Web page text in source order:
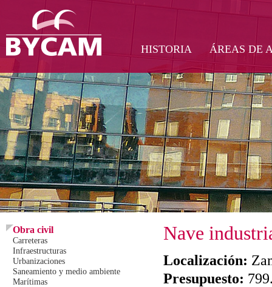
HISTORIA ÁREAS DE
Obra civil
Carreteras
Infraestructuras
Urbanizaciones
Saneamiento y medio ambiente
Marítimas
Nave
Localización:
Presupuesto: